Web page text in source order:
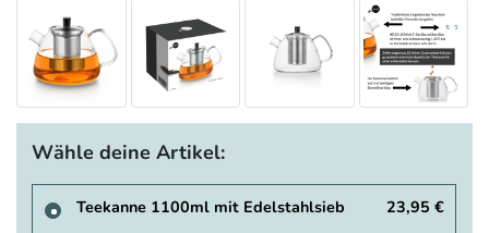
Wähle deine Artikel:
Teekanne 1100ml mit Edelstahlsieb 23,95 €